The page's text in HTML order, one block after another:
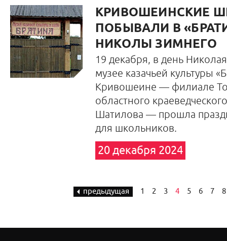
КРИВОШЕИНСКИЕ
ПОБЫВАЛИ В
НИКОЛЫ ЗИМНЕГО
19 декабря, в день
музее казачьей культуры
Кривошеине — филиале
областного
Шатилова — прошла
для школьников.
20 декабря 2024
предыдущая 1 2 3 4 5 6 7 8